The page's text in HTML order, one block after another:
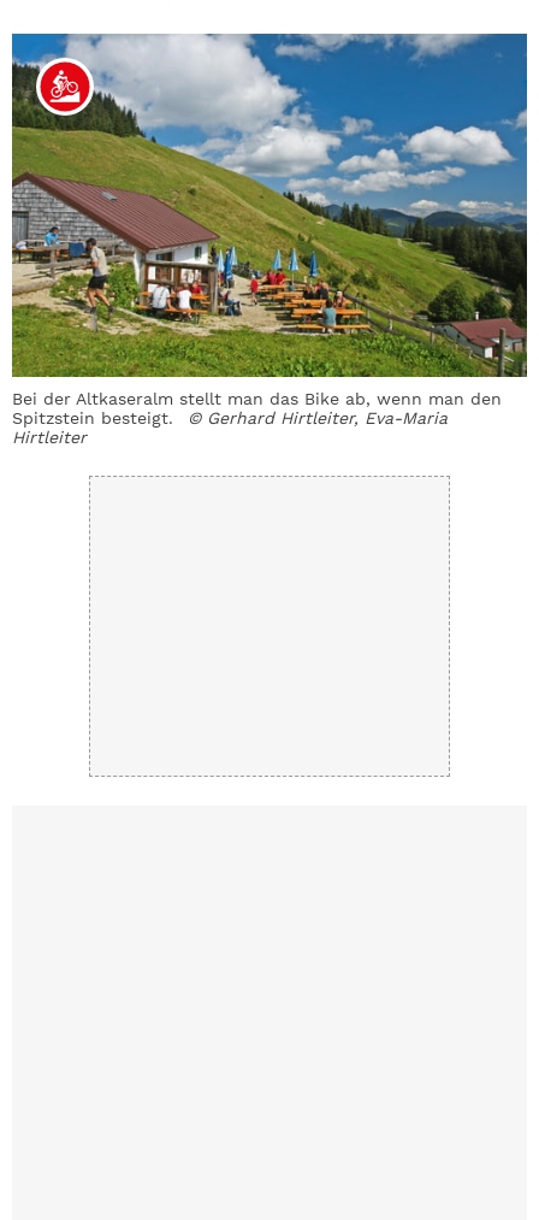
Bei der Altkaseralm stellt man das Bike ab, wenn man den
Spitzstein besteigt.
© Gerhard Hirtleiter, Eva-Maria
Hirtleiter